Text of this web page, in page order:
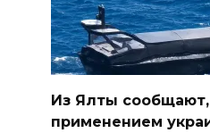
Из Ялты сообщают,
применением